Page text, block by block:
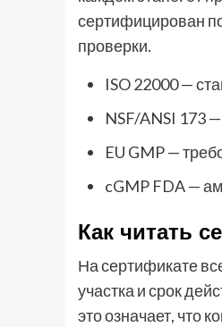
сертифицирован
проверки.
ISO 22000 —
NSF/ANSI 173
EU GMP —
cGMP FDA —
Как читать
На сертификате
участка и срок
это означает, что